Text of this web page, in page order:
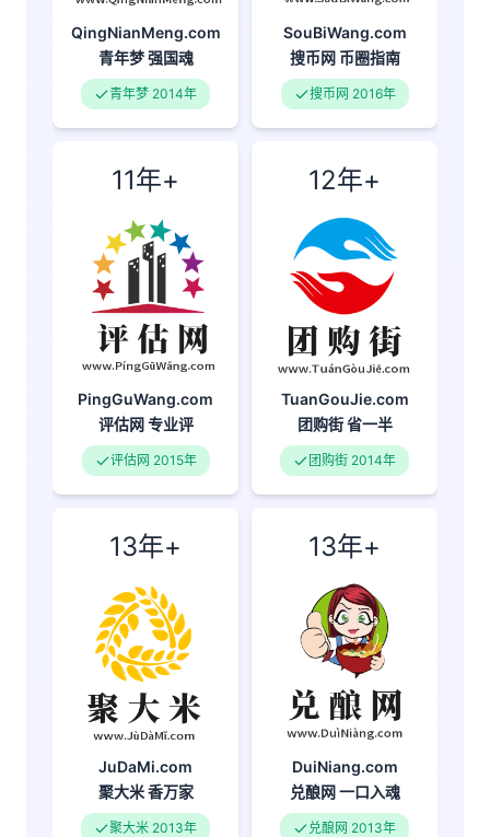
QingNianMeng.com
青年梦强国魂
青年梦 2014年
SouBiWang.com
搜币网币圈指南
搜币网 2016年
11年+
PingGuWang.com
评估网专业评
评估网 2015年
12年+
TuanGouJie.com
团购街省一半
团购街 2014年
13年+
JuDaMi.com
聚大米香万家
聚大米 2013年
13年+
DuiNiang.com
兑酿网一口入魂
兑酿网 2013年